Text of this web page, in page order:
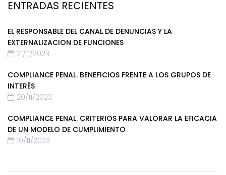
ENTRADAS RECIENTES
EL RESPONSABLE DEL CANAL DE DENUNCIAS Y LA
EXTERNALIZACION DE FUNCIONES
21/11/2023
COMPLIANCE PENAL. BENEFICIOS FRENTE A LOS GRUPOS DE
INTERÉS
20/11/2023
COMPLIANCE PENAL. CRITERIOS PARA VALORAR LA EFICACIA
DE UN MODELO DE CUMPLIMIENTO
10/11/2023